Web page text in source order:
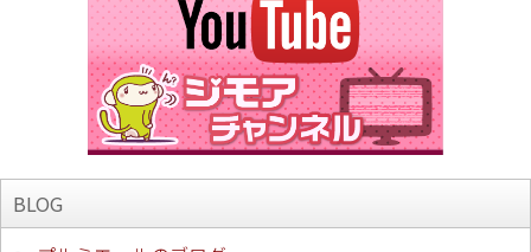
BLOG